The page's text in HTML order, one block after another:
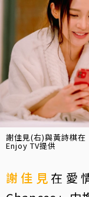
謝佳見(右)與黃詩棋在
Enjoy TV提供
謝佳見 在愛